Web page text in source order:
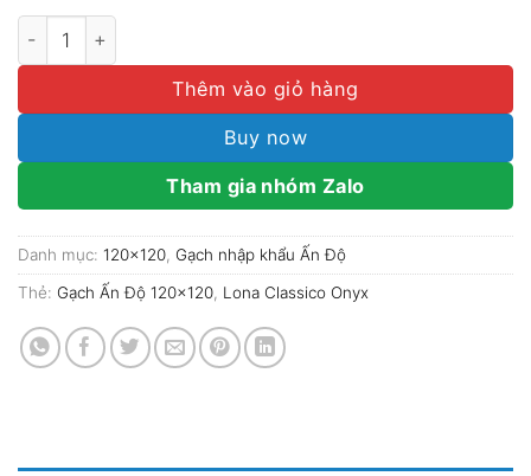
Gạch Ấn Độ 120x120 Mã Lona Classico Onyx số lượng
Thêm vào giỏ hàng
Buy now
Tham gia nhóm Zalo
Danh mục: 120x120 Gạch nhập khẩu Ấn Độ
Thẻ: Gạch Ấn Độ 120x120 Lona Classico Onyx